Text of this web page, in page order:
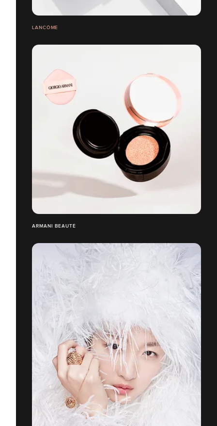
LANCÔME
ARMANI BEAUTÉ